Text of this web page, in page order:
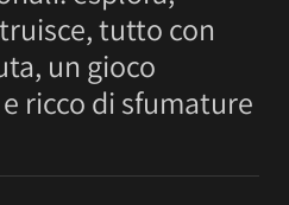
tutto con
un gioco
ricco di sfumature